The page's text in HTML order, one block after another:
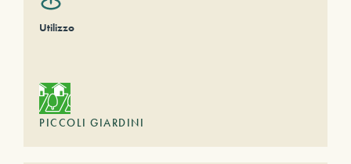
Utilizzo
PICCOLI GIARDINI